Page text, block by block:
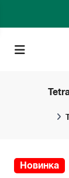
Новинка